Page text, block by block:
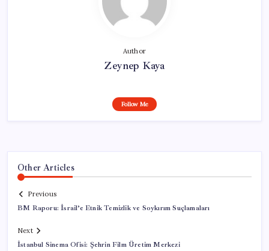
Author
Zeynep Kaya
Follow Me
Other Articles
Previous
BM Raporu: İsrail’e Etnik Temizlik ve Soykırım Suçlamaları
Next
İstanbul Sinema Ofisi: Şehrin Film Üretim Merkezi